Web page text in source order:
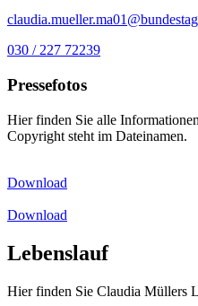
030 / 227 72239
Pressefotos
Hier finden Sie alle
Copyright steht im Dateinamen.
Download
Download
Lebenslauf
Hier finden Sie Claudia Müllers